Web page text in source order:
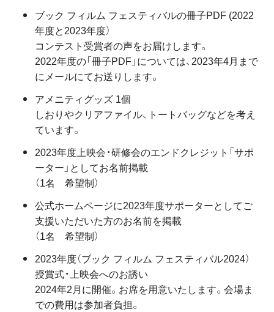
ブック フィルム フェスティバルの冊子PDF (2022
年度と2023年度）
コンテスト受賞者の声をお届けします。
2022年度の「冊子PDF」については、2023年4月まで
にメールにてお送りします。
アメニティグッズ 1個
しおりやクリアファイル、トートバッグなどを考え
ています。
2023年度上映会・研修会のエンドクレジット「サポ
ーター」としてお名前掲載
（1名 希望制）
公式ホームページに2023年度サポーターとしてご
支援いただいた方のお名前を掲載
（1名 希望制）
2023年度（ブック フィルム フェスティバル2024）
授賞式・上映会へのお誘い
2024年2月に開催。お席を用意いたします。会場ま
での費用は参加者負担。